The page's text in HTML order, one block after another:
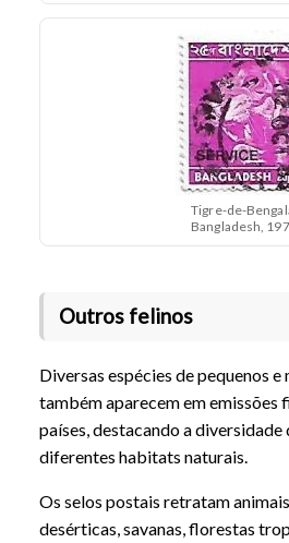
Tigre-de-
Bangladesh,
Outros felinos
Diversas espécies de pequenos
também aparecem em emissões
países, destacando a diversidade
diferentes habitats naturais.
Os selos postais retratam
desérticas, savanas, florestas